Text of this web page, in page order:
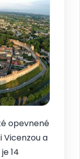
opevnené
Vicenzou a
14